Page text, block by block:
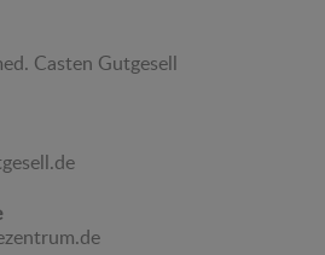
Casten Gutgesell